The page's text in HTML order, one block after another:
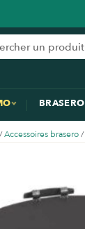
BRASERO
/Accessoires brasero/